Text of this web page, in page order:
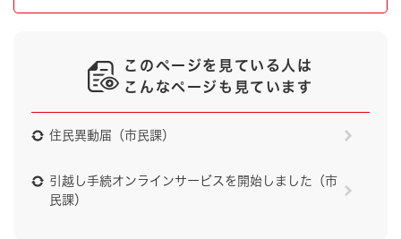
このページを見ている人は
こんなページも見ています
住民異動届（市民課）
引越し手続オンラインサービスを開始しました（市
民課）